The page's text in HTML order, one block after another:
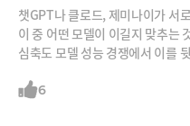
챗GPT나 클로드, 제미나이가 서
이 중 어떤 모델이 이길지 맞추는
심축도 모델 성능 경쟁에서 이를
로 늘어나기 때문입니다.2026년
6